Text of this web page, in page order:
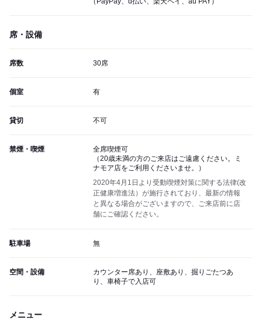
席・設備
席数 30席
個室 有
貸切 不可
禁煙・喫煙
全席喫煙可
（20歳未満の方のご来店はご遠慮ください。ミ
ナモア店をご利用くださいませ。）
2020年4月1日より受動喫煙対策に関する法律(改
正健康増進法）が施行されており、最新の情報
と異なる場合がございますので、ご来店前に店
舗にご確認ください。
駐車場 無
空間・設備
カウンター席あり、座敷あり、掘りごたつあ
り、車椅子で入店可
メニュー